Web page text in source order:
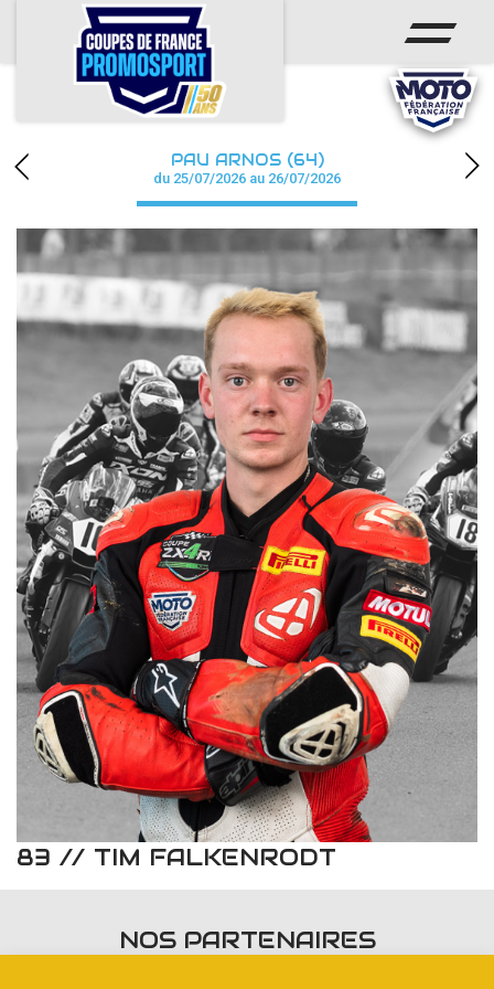
ACCUEIL
ACTUS
CALENDRIER
CHAMPIONNAT
RÉSULTATS
PHOTOS / WEB TV
PARTENAIRES
accéder à la billetterie
PAU ARNOS (64)
du 25/07/2026 au 26/07/2026
83 // TIM FALKENRODT
NOS PARTENAIRES